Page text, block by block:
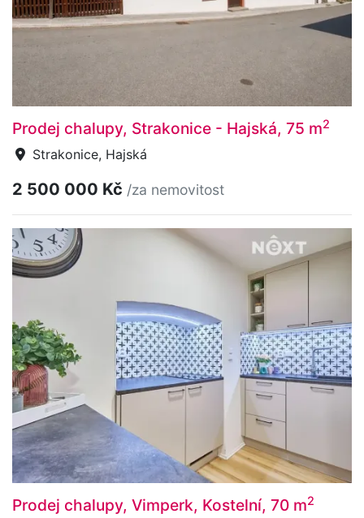
Prodej chalupy, Strakonice - Hajská, 75 m2
Strakonice, Hajská
2 500 000 Kč /za nemovitost
Prodej chalupy, Vimperk, Kostelní, 70 m2